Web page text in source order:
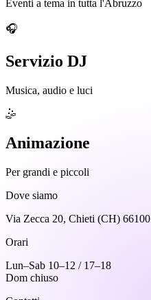
Eventi a tema in tutta l'Abruzzo
🎧
Servizio DJ
Musica, audio e luci
🤹
Animazione
Per grandi e piccoli
Dove siamo
Via Zecca 20, Chieti (CH) 66100
Orari
Lun–Sab 10–12 / 17–18
Dom chiuso